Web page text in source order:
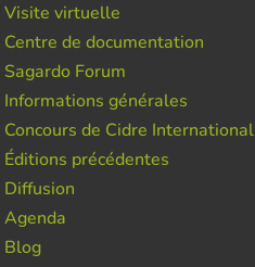
Visite virtuelle
Centre de documentation
Sagardo Forum
Informations générales
Concours de Cidre International
Éditions précédentes
Diffusion
Agenda
Blog